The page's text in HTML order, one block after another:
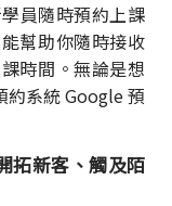
員隨時預約上課
幫助你隨時接收
時間。無論是想
約系統 Google 預
拓新客、觸及陌